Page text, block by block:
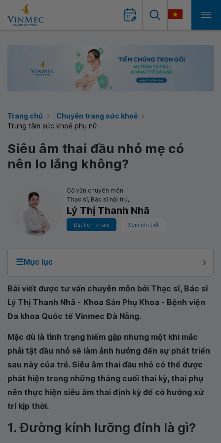
Trang chủ
Chuyên trang sức khoẻ
Trung tâm sức khoẻ phụ nữ
Siêu âm thai đầu nhỏ mẹ có
nên lo lắng không?
Cố vấn chuyên môn
Thạc sĩ, Bác sĩ nội trú,
Lý Thị Thanh Nhã
Đặt lịch khám Xem chi tiết
☰Mục lục
Bài viết được tư vấn chuyên môn bởi Thạc sĩ, Bác sĩ
Lý Thị Thanh Nhã - Khoa Sản Phụ Khoa - Bệnh viện
Đa khoa Quốc tế Vinmec Đà Nẵng.
Mặc dù là tình trạng hiếm gặp nhưng một khi mắc
phải tật đầu nhỏ sẽ làm ảnh hưởng đến sự phát triển
sau này của trẻ. Siêu âm thai đầu nhỏ có thể được
phát hiện trong những tháng cuối thai kỳ, thai phụ
nên thực hiện siêu âm thai định kỳ để có hướng xử
trí kịp thời.
1. Đường kính lưỡng đỉnh là gì?